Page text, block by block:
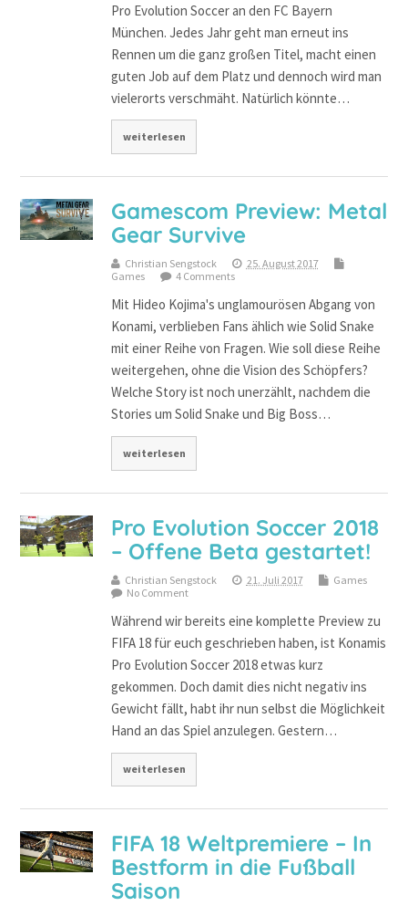
Pro Evolution Soccer an den FC Bayern
München. Jedes Jahr geht man erneut ins
Rennen um die ganz großen Titel, macht einen
guten Job auf dem Platz und dennoch wird man
vielerorts verschmäht. Natürlich könnte…
weiterlesen
Gamescom Preview: Metal
Gear Survive
Christian Sengstock
25. August 2017
Games
4 Comments
Mit Hideo Kojima's unglamourösen Abgang von
Konami, verblieben Fans ählich wie Solid Snake
mit einer Reihe von Fragen. Wie soll diese Reihe
weitergehen, ohne die Vision des Schöpfers?
Welche Story ist noch unerzählt, nachdem die
Stories um Solid Snake und Big Boss…
weiterlesen
Pro Evolution Soccer 2018
– Offene Beta gestartet!
Christian Sengstock 21. Juli 2017
Games
No Comment
Während wir bereits eine komplette Preview zu
FIFA 18 für euch geschrieben haben, ist Konamis
Pro Evolution Soccer 2018 etwas kurz
gekommen. Doch damit dies nicht negativ ins
Gewicht fällt, habt ihr nun selbst die Möglichkeit
Hand an das Spiel anzulegen. Gestern…
weiterlesen
FIFA 18 Weltpremiere – In
Bestform in die Fußball
Saison